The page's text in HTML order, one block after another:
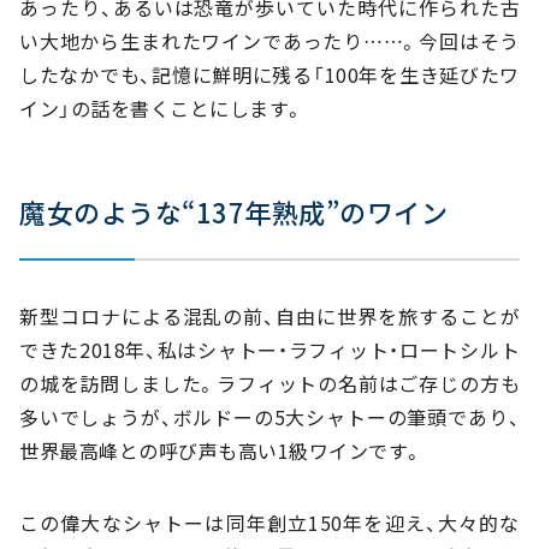
あったり、あるいは恐竜が歩いていた時代に作られた古
い大地から生まれたワインであったり……。今回はそう
したなかでも、記憶に鮮明に残る「100年を生き延びたワ
イン」の話を書くことにします。
魔女のような“137年熟成”のワイン
新型コロナによる混乱の前、自由に世界を旅することが
できた2018年、私はシャトー・ラフィット・ロートシルト
の城を訪問しました。ラフィットの名前はご存じの方も
多いでしょうが、ボルドーの5大シャトーの筆頭であり、
世界最高峰との呼び声も高い1級ワインです。
この偉大なシャトーは同年創立150年を迎え、大々的な